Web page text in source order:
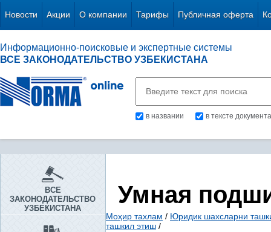
Новости Акции О компании Тарифы Публичная оферта
Информационно-поисковые и экспертные системы
ВСЕ ЗАКОНОДАТЕЛЬСТВО УЗБЕКИСТАНА
в названии в тексте документа
ВСЕ
ЗАКОНОДАТЕЛЬСТВО
УЗБЕКИСТАНА
Умная
Моҳир тахлам / Юридик шахсларни
ташкил этиш /